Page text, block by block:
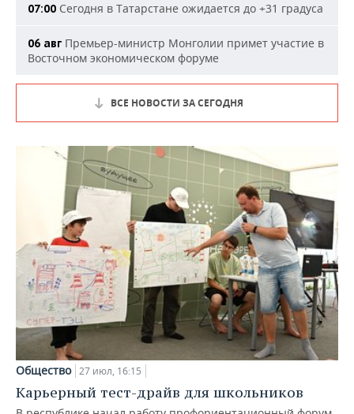
07:00 Сегодня в Татарстане ожидается до +31 градуса
06 авг Премьер-министр Монголии примет участие в
Восточном экономическом форуме
ВСЕ НОВОСТИ ЗА СЕГОДНЯ
Общество 27 июл, 16:15
Карьерный тест-драйв для школьников